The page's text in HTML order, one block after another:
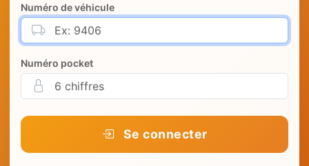
Numéro de véhicule
Numéro pocket
Se connecter